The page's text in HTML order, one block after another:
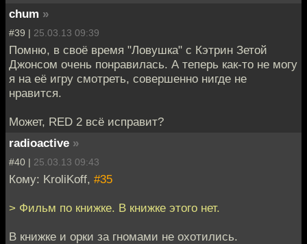
chum »
#39 | 25.03.13 09:39
Помню, в своё время "Ловушка" с Кэтрин Зетой
Джонсом очень понравилась. А теперь как-то не могу
я на её игру смотреть, совершенно нигде не
нравится.
Может, RED 2 всё исправит?
radioactive »
#40 | 25.03.13 09:43
Кому: KroliKoff, #35
> Фильм по книжке. В книжке этого нет.
В книжке и орки за гномами не охотились.